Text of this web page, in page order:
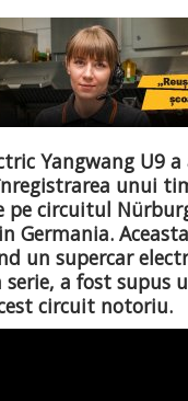
Yangwang U9
unui
pe circuitul
Germania.
un supercar
serie, a fost supus
circuit notoriu.